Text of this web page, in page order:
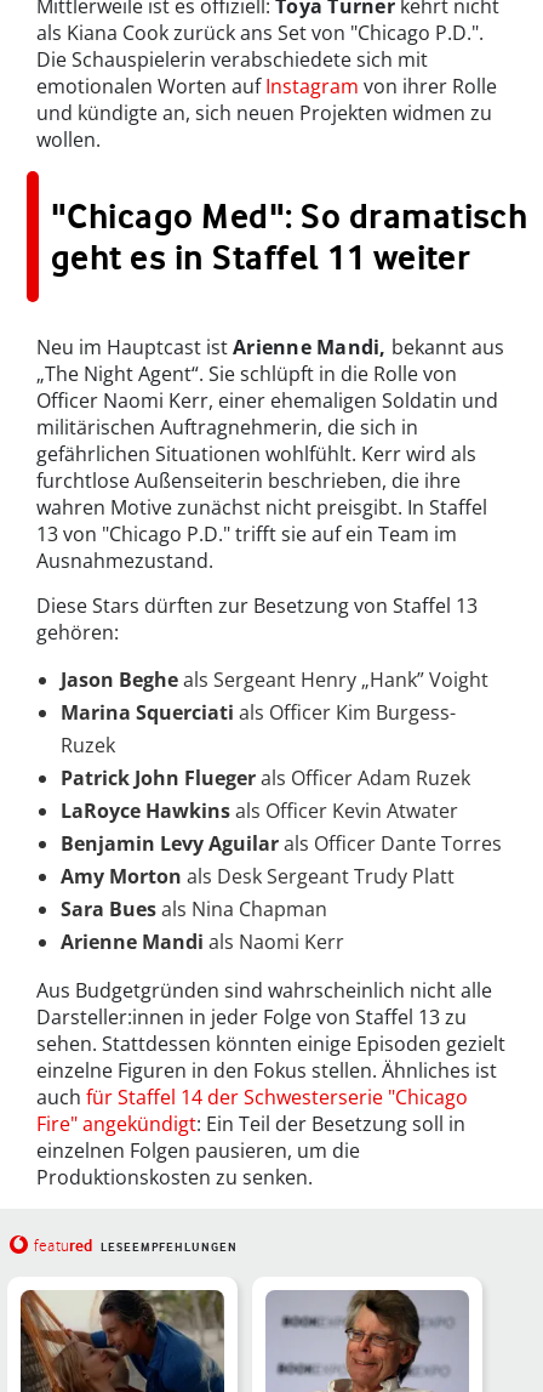
Mittlerweile ist es offiziell: Toya Turnerkehrt nicht
als Kiana Cook zurück ans Set von "Chicago P.D.".
Die Schauspielerin verabschiedete sich mit
emotionalen Worten aufInstagram von ihrer Rolle
und kündigte an, sich neuen Projekten widmen zu
wollen.
"Chicago Med": So dramatisch
geht es in Staffel 11 weiter
Neu im Hauptcast istArienne Mandi, bekannt aus
„The Night Agent“. Sie schlüpft in die Rolle von
Officer Naomi Kerr, einer ehemaligen Soldatin und
militärischen Auftragnehmerin, die sich in
gefährlichen Situationen wohlfühlt. Kerr wird als
furchtlose Außenseiterin beschrieben, die ihre
wahren Motive zunächst nicht preisgibt. In Staffel
13 von "Chicago P.D." trifft sie auf ein Team im
Ausnahmezustand.
Diese Stars dürften zur Besetzung von Staffel 13
gehören:
Jason Begheals Sergeant Henry „Hank” Voight
Marina Squerciati als Officer Kim Burgess-
Ruzek
Patrick John Fluegerals Officer Adam Ruzek
LaRoyce Hawkinsals Officer Kevin Atwater
Benjamin Levy Aguilarals Officer Dante Torres
Amy Morton als Desk Sergeant Trudy Platt
Sara Buesals Nina Chapman
Arienne Mandi als Naomi Kerr
Aus Budgetgründen sind wahrscheinlich nicht alle
Darsteller:innen in jeder Folge von Staffel 13 zu
sehen. Stattdessen könnten einige Episoden gezielt
einzelne Figuren in den Fokus stellen. Ähnliches ist
auch für Staffel 14 der Schwesterserie "Chicago
Fire" angekündigt: Ein Teil der Besetzung soll in
einzelnen Folgen pausieren, um die
Produktionskosten zu senken.
featured LESEEMPFEHLUNGEN